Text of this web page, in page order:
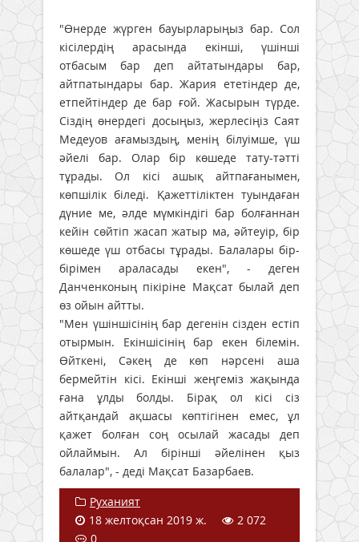
"Өнерде жүрген бауырларыңыз бар. Сол
кісілердің арасында екінші, үшінші
отбасым бар деп айтатындары бар,
айтпатындары бар. Жария ететіндер де,
етпейтіндер де бар ғой. Жасырын түрде.
Сіздің өнердегі досыңыз, жерлесіңіз Саят
Медеуов ағамыздың, менің білуімше, үш
әйелі бар. Олар бір көшеде тату-тәтті
тұрады. Ол кісі ашық айтпағанымен,
көпшілік біледі. Қажеттіліктен туындаған
дүние ме, әлде мүмкіндігі бар болғаннан
кейін сөйтіп жасап жатыр ма, әйтеуір, бір
көшеде үш отбасы тұрады. Балалары бір-
бірімен араласады екен", - деген
Данченконың пікіріне Мақсат былай деп
өз ойын айтты.
"Мен үшіншісінің бар дегенін сізден естіп
отырмын. Екіншісінің бар екен білемін.
Өйткені, Сәкең де көп нәрсені аша
бермейтін кісі. Екінші жеңгеміз жақында
ғана ұлды болды. Бірақ ол кісі сіз
айтқандай ақшасы көптігінен емес, ұл
қажет болған соң осылай жасады деп
ойлаймын. Ал бірінші әйелінен қыз
балалар", - деді Мақсат Базарбаев.
Руханият
18 желтоқсан 2019 ж.
2 072
0